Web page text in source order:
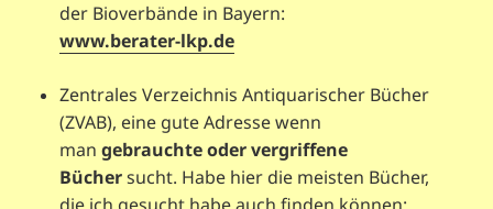
der Bioverbände in Bayern:
www.berater-lkp.de
Zentrales Verzeichnis Antiquarischer Bücher
(ZVAB), eine gute Adresse wenn
mangebrauchte oder vergriffene
Büchersucht. Habe hier die meisten Bücher,